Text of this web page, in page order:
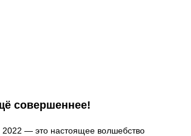
совершеннее!
2022 — это настоящее волшебство